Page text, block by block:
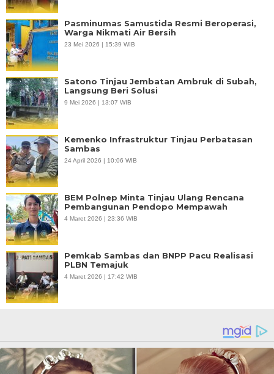
Pasminumas Samustida Resmi Beroperasi,
Warga Nikmati Air Bersih
23 Mei 2026 | 15:39 WIB
Satono Tinjau Jembatan Ambruk di Subah,
Langsung Beri Solusi
9 Mei 2026 | 13:07 WIB
Kemenko Infrastruktur Tinjau Perbatasan
Sambas
24 April 2026 | 10:06 WIB
BEM Polnep Minta Tinjau Ulang Rencana
Pembangunan Pendopo Mempawah
4 Maret 2026 | 23:36 WIB
Pemkab Sambas dan BNPP Pacu Realisasi
PLBN Temajuk
4 Maret 2026 | 17:42 WIB